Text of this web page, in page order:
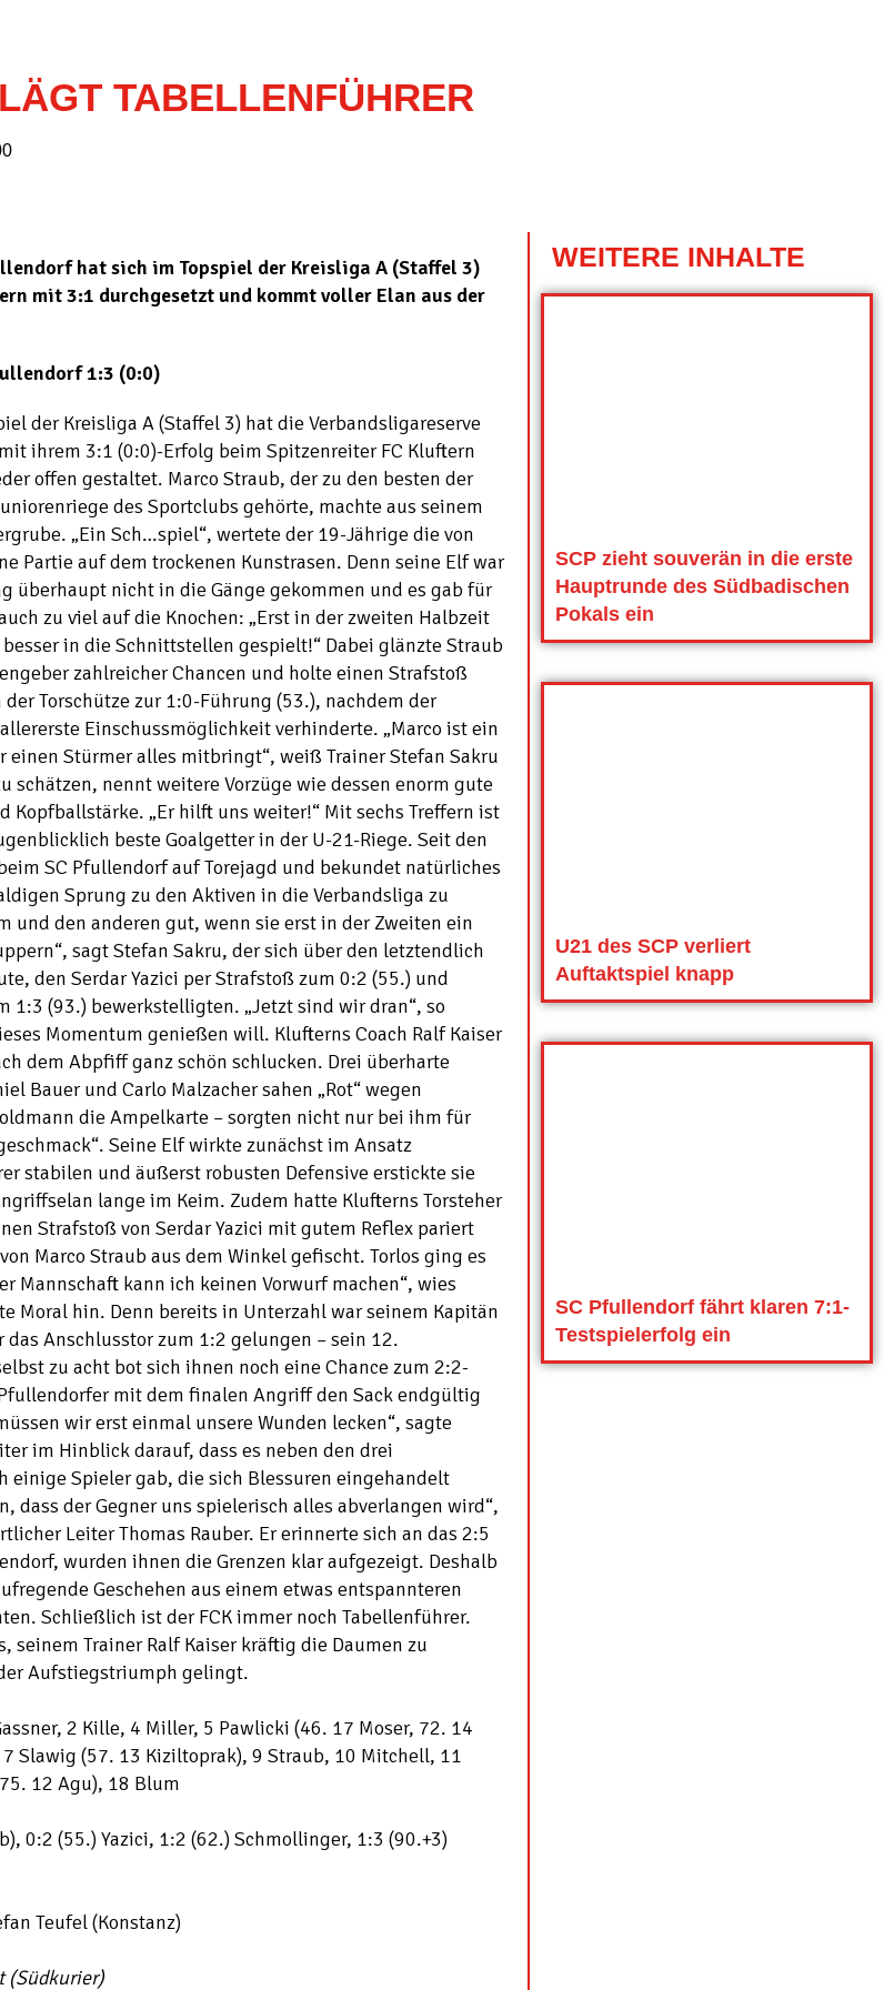
TABELLENFÜHRER
hat sich im Topspiel der Kreisliga A (Staffel 3)
mit 3:1 durchgesetzt und kommt voller Elan aus der
1:3 (0:0)
der Kreisliga A (Staffel 3) hat die Verbandsligareserve
ihrem 3:1 (0:0)-Erfolg beim Spitzenreiter FC Kluftern
offen gestaltet. Marco Straub, der zu den besten der
des Sportclubs gehörte, machte aus seinem
„Ein Sch…spiel“, wertete der 19-Jährige die von
Partie auf dem trockenen Kunstrasen. Denn seine Elf war
überhaupt nicht in die Gänge gekommen und es gab für
zu viel auf die Knochen: „Erst in der zweiten Halbzeit
in die Schnittstellen gespielt!“ Dabei glänzte Straub
zahlreicher Chancen und holte einen Strafstoß
der Torschütze zur 1:0-Führung (53.), nachdem der
Einschussmöglichkeit verhinderte. „Marco ist ein
einen Stürmer alles mitbringt“, weiß Trainer Stefan Sakru
schätzen, nennt weitere Vorzüge wie dessen enorm gute
Kopfballstärke. „Er hilft uns weiter!“ Mit sechs Treffern ist
beste Goalgetter in der U-21-Riege. Seit den
SC Pfullendorf auf Torejagd und bekundet natürliches
Sprung zu den Aktiven in die Verbandsliga zu
und den anderen gut, wenn sie erst in der Zweiten ein
sagt Stefan Sakru, der sich über den letztendlich
den Serdar Yazici per Strafstoß zum 0:2 (55.) und
1:3 (93.) bewerkstelligten. „Jetzt sind wir dran“, so
Momentum genießen will. Klufterns Coach Ralf Kaiser
dem Abpfiff ganz schön schlucken. Drei überharte
Bauer und Carlo Malzacher sahen „Rot“ wegen
die Ampelkarte – sorgten nicht nur bei ihm für
Seine Elf wirkte zunächst im Ansatz
stabilen und äußerst robusten Defensive erstickte sie
lange im Keim. Zudem hatte Klufterns Torsteher
Strafstoß von Serdar Yazici mit gutem Reflex pariert
Marco Straub aus dem Winkel gefischt. Torlos ging es
Mannschaft kann ich keinen Vorwurf machen“, wies
Moral hin. Denn bereits in Unterzahl war seinem Kapitän
das Anschlusstor zum 1:2 gelungen – sein 12.
zu acht bot sich ihnen noch eine Chance zum 2:2-
mit dem finalen Angriff den Sack endgültig
wir erst einmal unsere Wunden lecken“, sagte
im Hinblick darauf, dass es neben den drei
einige Spieler gab, die sich Blessuren eingehandelt
dass der Gegner uns spielerisch alles abverlangen wird“,
Leiter Thomas Rauber. Er erinnerte sich an das 2:5
wurden ihnen die Grenzen klar aufgezeigt. Deshalb
Geschehen aus einem etwas entspannteren
Schließlich ist der FCK immer noch Tabellenführer.
seinem Trainer Ralf Kaiser kräftig die Daumen zu
Aufstiegstriumph gelingt.
2 Kille, 4 Miller, 5 Pawlicki (46. 17 Moser, 72. 14
Slawig (57. 13 Kiziltoprak), 9 Straub, 10 Mitchell, 11
12 Agu), 18 Blum
0:2 (55.) Yazici, 1:2 (62.) Schmollinger, 1:3 (90.+3)
Teufel (Konstanz)
(Südkurier)
WEITERE INHALTE
SCP zieht souverän in die erste
Hauptrunde des Südbadischen
Pokals ein
U21 des SCP verliert
Auftaktspiel knapp
SC Pfullendorf fährt klaren 7:1-
Testspielerfolg ein